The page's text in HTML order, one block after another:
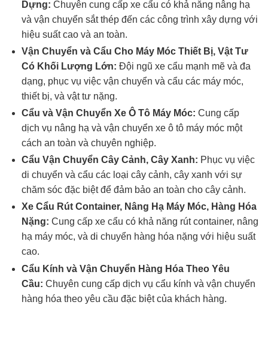
Dựng: Chuyên cung cấp xe cẩu có khả năng nâng hạ
và vận chuyển sắt thép đến các công trình xây dựng với
hiệu suất cao và an toàn.
Vận Chuyển và Cẩu Cho Máy Móc Thiết Bị, Vật Tư
Có Khối Lượng Lớn: Đội ngũ xe cẩu mạnh mẽ và đa
dạng, phục vụ việc vận chuyển và cẩu các máy móc,
thiết bị, và vật tư nặng.
Cẩu và Vận Chuyển Xe Ô Tô Máy Móc: Cung cấp
dịch vụ nâng hạ và vận chuyển xe ô tô máy móc một
cách an toàn và chuyên nghiệp.
Cẩu Vận Chuyển Cây Cảnh, Cây Xanh: Phục vụ việc
di chuyển và cẩu các loại cây cảnh, cây xanh với sự
chăm sóc đặc biệt để đảm bảo an toàn cho cây cảnh.
Xe Cẩu Rút Container, Nâng Hạ Máy Móc, Hàng Hóa
Nặng: Cung cấp xe cẩu có khả năng rút container, nâng
hạ máy móc, và di chuyển hàng hóa nặng với hiệu suất
cao.
Cẩu Kính và Vận Chuyển Hàng Hóa Theo Yêu
Cầu: Chuyên cung cấp dịch vụ cẩu kính và vận chuyển
hàng hóa theo yêu cầu đặc biệt của khách hàng.